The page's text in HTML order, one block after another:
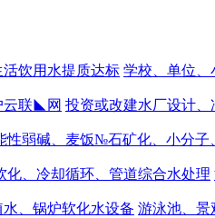
饮用水提质达标 学校、单位、
云联◣网 投资或改建水厂设计、
性弱碱、麦饭№石矿化、小分子
化、冷却循环、管道综合水处理
、锅炉软化水设备 游泳池、景